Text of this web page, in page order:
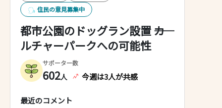
住民の意見募集中
都市公園のドッグラン設置 ――カ
ルチャーパークへの可能性
サポーター数
602人 今週は3人が共感
最近のコメント